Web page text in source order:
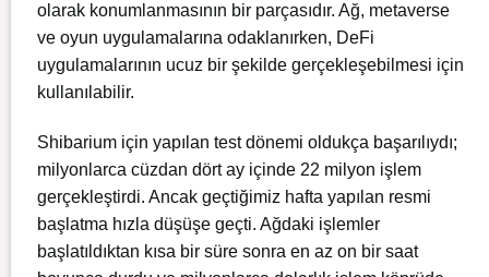
olarak konumlanmasının bir parçasıdır. Ağ, metaverse
ve oyun uygulamalarına odaklanırken, DeFi
uygulamalarının ucuz bir şekilde gerçekleşebilmesi için
kullanılabilir.
Shibarium için yapılan test dönemi oldukça başarılıydı;
milyonlarca cüzdan dört ay içinde 22 milyon işlem
gerçekleştirdi. Ancak geçtiğimiz hafta yapılan resmi
başlatma hızla düşüşe geçti. Ağdaki işlemler
başlatıldıktan kısa bir süre sonra en az on bir saat